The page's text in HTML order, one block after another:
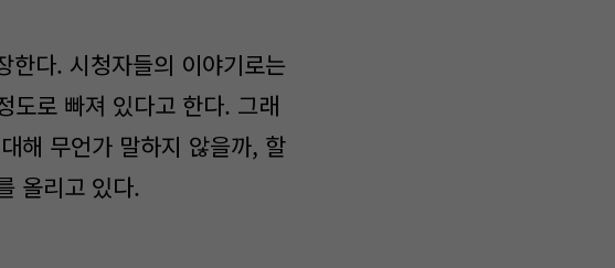
한다. 시청자들의 이야기로는
도로 빠져 있다고 한다. 그래
해 무언가 말하지 않을까, 할
올리고 있다.